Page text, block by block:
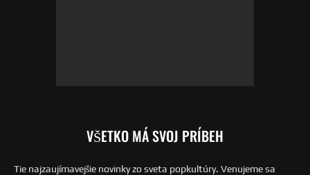
VŠETKO MÁ SVOJ PRÍBEH
Tie najzaujímavejšie novinky zo sveta popkultúry. Venujeme sa